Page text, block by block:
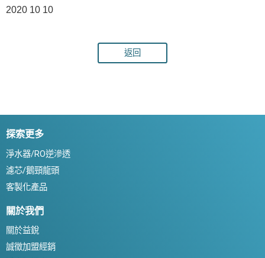
2020 10 10
返回
探索更多
淨水器/RO逆滲透
濾芯/鵝頸龍頭
客製化產品
關於我們
關於益銳
誠徵加盟經銷